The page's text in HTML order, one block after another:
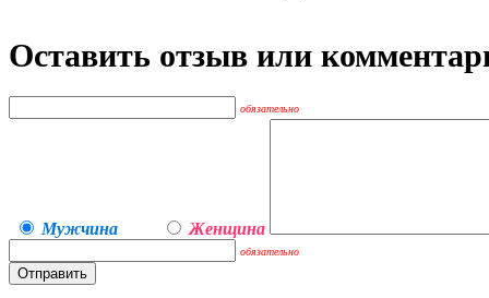
Оставить отзыв или
обязательно
Мужчина Женщина
обязательно